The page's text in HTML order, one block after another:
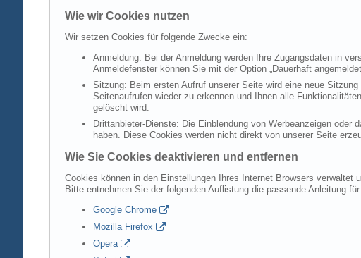
Wie wir Cookies nutzen
Wir setzen Cookies für folgende Zwecke ein:
Anmeldung: Bei der Anmeldung werden Ihre Zugangsdaten in
Anmeldefenster können Sie mit der Option „Dauerhaft
Sitzung: Beim ersten Aufruf unserer Seite wird eine neue
Seitenaufrufen wieder zu erkennen und Ihnen alle
gelöscht wird.
Drittanbieter-Dienste: Die Einblendung von Werbeanzeigen
haben. Diese Cookies werden nicht direkt von unserer Seite
Wie Sie Cookies deaktivieren und entfernen
Cookies können in den Einstellungen Ihres Internet Browsers
Bitte entnehmen Sie der folgenden Auflistung die passende Anleitung
Google Chrome
Mozilla Firefox
Opera